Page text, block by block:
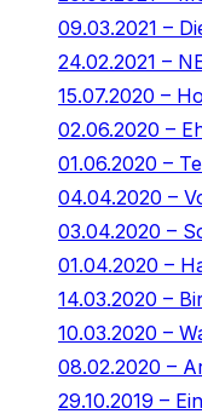
09.03.2021 –
24.02.2021 –
15.07.2020 –
02.06.2020 –
01.06.2020 –
04.04.2020 –
03.04.2020 –
01.04.2020 –
14.03.2020 –
10.03.2020 –
08.02.2020 –
29.10.2019 –